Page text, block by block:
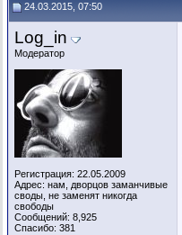
24.03.2015, 07:50
Log_in
Модератор
Регистрация: 22.05.2009
Адрес: нам, дворцов заманчивые
своды, не заменят никогда
свободы
Сообщений: 8,925
Спасибо: 381